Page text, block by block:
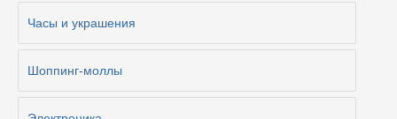
Часы и украшения
Шоппинг-моллы